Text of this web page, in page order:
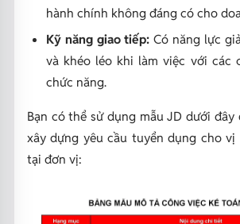
hành chính không đáng có cho
Kỹ năng giao tiếp: Có năng lực
và khéo léo khi làm việc với các
chức năng.
Bạn có thể sử dụng mẫu JD dưới đây
xây dựng yêu cầu tuyển dụng cho
tại đơn vị: